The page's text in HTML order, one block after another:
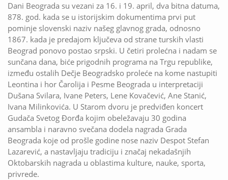
Dani Beograda su vezani za 16. i 19. april, dva bitna datuma,
878. god. kada se u istorijskim dokumentima prvi put
pominje slovenski naziv našeg glavnog grada, odnosno
1867. kada je predajom ključeva od strane turskih vlasti
Beograd ponovo postao srpski. U četiri prolećna i nadam se
sunčana dana, biće prigodnih programa na Trgu republike,
između ostalih Dečje Beogradsko proleće na kome nastupiti
Leontina i hor Čarolija i Pesme Beograda u interpretaciji
Dušana Svilara, Ivane Peters, Lene Kovačević, Ane Stanić,
Ivana Milinkovića. U Starom dvoru je predviđen koncert
Gudača Svetog Đorđa kojim obeležavaju 30 godina
ansambla i naravno svečana dodela nagrada Grada
Beograda koje od prošle godine nose naziv Despot Stefan
Lazarević, a nastavljaju tradiciju i značaj nekadašnjih
Oktobarskih nagrada u oblastima kulture, nauke, sporta,
privrede.